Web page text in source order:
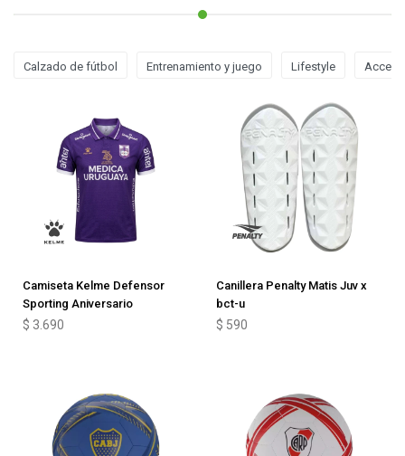
Calzado de fútbol Entrenamiento y juego Lifestyle
Camiseta Kelme Defensor
Sporting Aniversario
$ 3.690
Canillera Penalty Matis Juv x
bct-u
$ 590